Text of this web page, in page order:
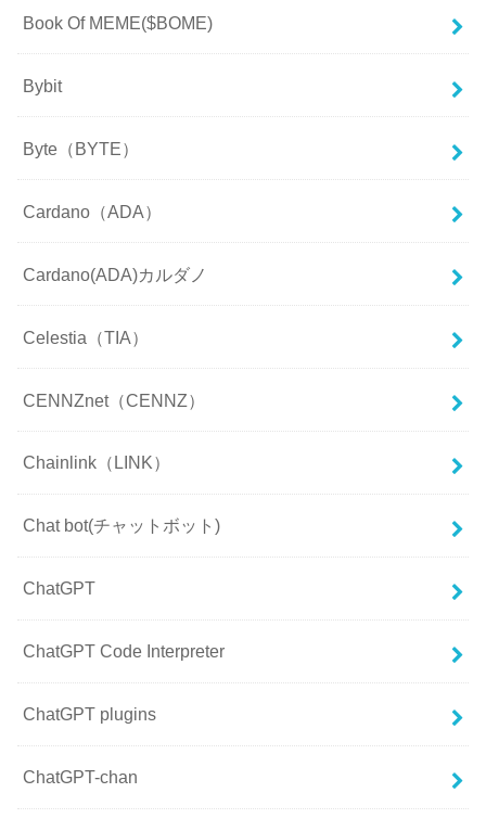
Book Of MEME($BOME)
Bybit
Byte（BYTE）
Cardano（ADA）
Cardano(ADA)カルダノ
Celestia（TIA）
CENNZnet（CENNZ）
Chainlink（LINK）
Chat bot(チャットボット)
ChatGPT
ChatGPT Code Interpreter
ChatGPT plugins
ChatGPT-chan